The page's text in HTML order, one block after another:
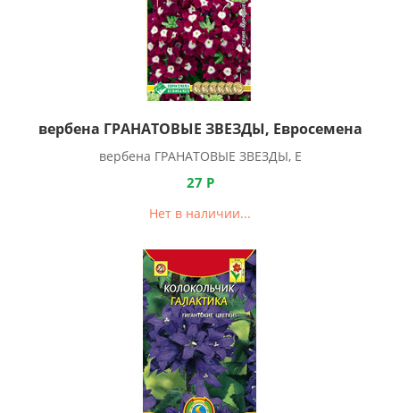
вербена ГРАНАТОВЫЕ ЗВЕЗДЫ, Евросемена
вербена ГРАНАТОВЫЕ ЗВЕЗДЫ, Е
27 Р
Нет в наличии...